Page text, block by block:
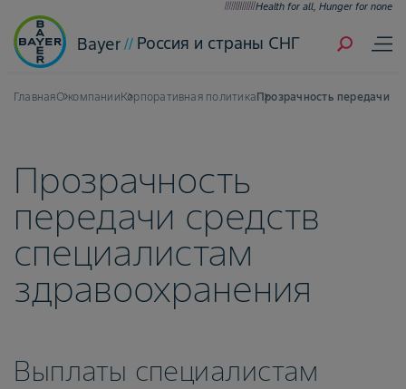
Health for all, Hunger for none
Bayer Россия и страны СНГ
ГлавнаяО компанииКорпоративная политикаПрозрачность передачи
Прозрачность
передачи средств
специалистам
здравоохранения
Выплаты специалистам